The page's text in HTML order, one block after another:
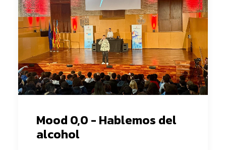
Mood 0,0 - Hablemos del
alcohol